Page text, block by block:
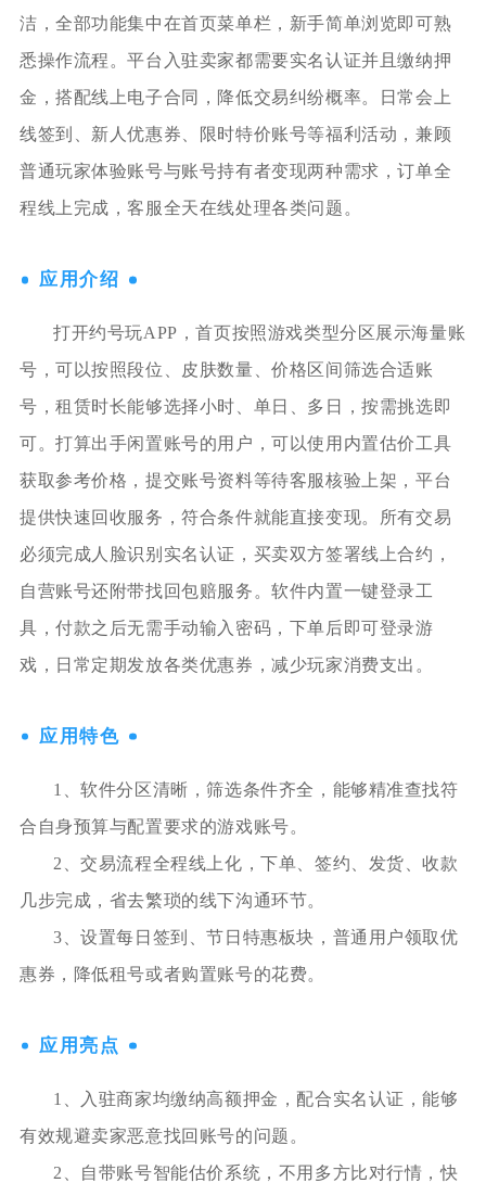
洁，全部功能集中在首页菜单栏，新手简单浏览即可熟
悉操作流程。平台入驻卖家都需要实名认证并且缴纳押
金，搭配线上电子合同，降低交易纠纷概率。日常会上
线签到、新人优惠券、限时特价账号等福利活动，兼顾
普通玩家体验账号与账号持有者变现两种需求，订单全
程线上完成，客服全天在线处理各类问题。
应用介绍
打开约号玩APP，首页按照游戏类型分区展示海量账
号，可以按照段位、皮肤数量、价格区间筛选合适账
号，租赁时长能够选择小时、单日、多日，按需挑选即
可。打算出手闲置账号的用户，可以使用内置估价工具
获取参考价格，提交账号资料等待客服核验上架，平台
提供快速回收服务，符合条件就能直接变现。所有交易
必须完成人脸识别实名认证，买卖双方签署线上合约，
自营账号还附带找回包赔服务。软件内置一键登录工
具，付款之后无需手动输入密码，下单后即可登录游
戏，日常定期发放各类优惠券，减少玩家消费支出。
应用特色
1、软件分区清晰，筛选条件齐全，能够精准查找符
合自身预算与配置要求的游戏账号。
2、交易流程全程线上化，下单、签约、发货、收款
几步完成，省去繁琐的线下沟通环节。
3、设置每日签到、节日特惠板块，普通用户领取优
惠券，降低租号或者购置账号的花费。
应用亮点
1、入驻商家均缴纳高额押金，配合实名认证，能够
有效规避卖家恶意找回账号的问题。
2、自带账号智能估价系统，不用多方比对行情，快